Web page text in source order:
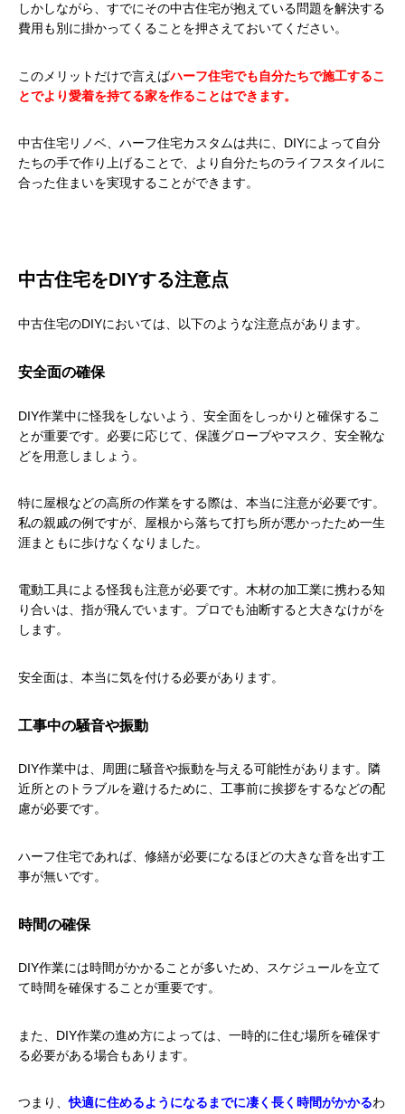
しかしながら、すでにその中古住宅が抱えている問題を解決する
費用も別に掛かってくることを押さえておいてください。
このメリットだけで言えばハーフ住宅でも自分たちで施工するこ
とでより愛着を持てる家を作ることはできます。
中古住宅リノベ、ハーフ住宅カスタムは共に、DIYによって自分
たちの手で作り上げることで、より自分たちのライフスタイルに
合った住まいを実現することができます。
中古住宅をDIYする注意点
中古住宅のDIYにおいては、以下のような注意点があります。
安全面の確保
DIY作業中に怪我をしないよう、安全面をしっかりと確保するこ
とが重要です。必要に応じて、保護グローブやマスク、安全靴な
どを用意しましょう。
特に屋根などの高所の作業をする際は、本当に注意が必要です。
私の親戚の例ですが、屋根から落ちて打ち所が悪かったため一生
涯まともに歩けなくなりました。
電動工具による怪我も注意が必要です。木材の加工業に携わる知
り合いは、指が飛んでいます。プロでも油断すると大きなけがを
します。
安全面は、本当に気を付ける必要があります。
工事中の騒音や振動
DIY作業中は、周囲に騒音や振動を与える可能性があります。隣
近所とのトラブルを避けるために、工事前に挨拶をするなどの配
慮が必要です。
ハーフ住宅であれば、修繕が必要になるほどの大きな音を出す工
事が無いです。
時間の確保
DIY作業には時間がかかることが多いため、スケジュールを立て
て時間を確保することが重要です。
また、DIY作業の進め方によっては、一時的に住む場所を確保す
る必要がある場合もあります。
つまり、快適に住めるようになるまでに凄く長く時間がかかるわ